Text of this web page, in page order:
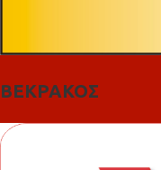
ΒΕΚΡΑΚΟΣ